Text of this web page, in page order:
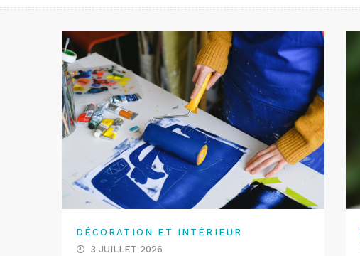
DÉCORATION ET INTÉRIEUR
3 JUILLET 2026